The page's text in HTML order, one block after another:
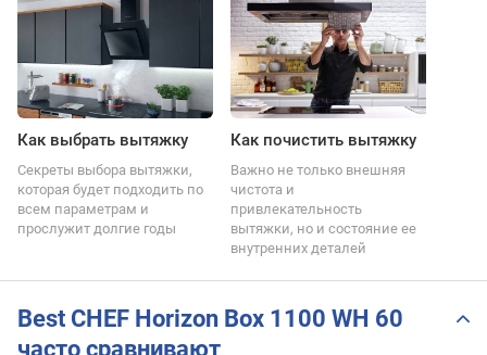
Как выбрать вытяжку
Секреты выбора вытяжки,
которая будет подходить по
всем параметрам и
прослужит долгие годы
Как почистить вытяжку
Важно не только внешняя
чистота и
привлекательность
вытяжки, но и состояние ее
внутренних деталей
Best CHEF Horizon Box 1100 WH 60
часто сравнивают